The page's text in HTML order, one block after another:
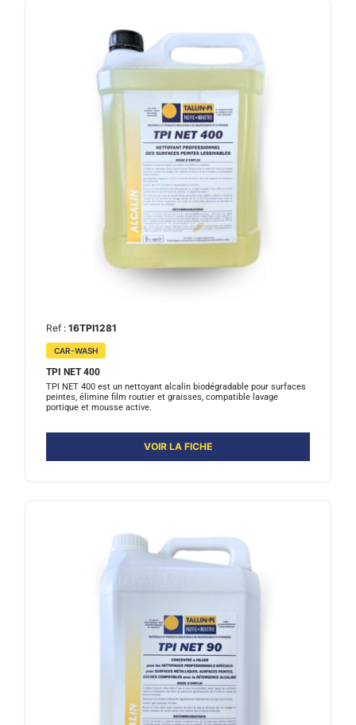
Ref : 16TPI1281
CAR-WASH
TPI NET 400
TPI NET 400 est un nettoyant alcalin biodégradable pour surfaces
peintes, élimine film routier et graisses, compatible lavage
portique et mousse active.
VOIR LA FICHE